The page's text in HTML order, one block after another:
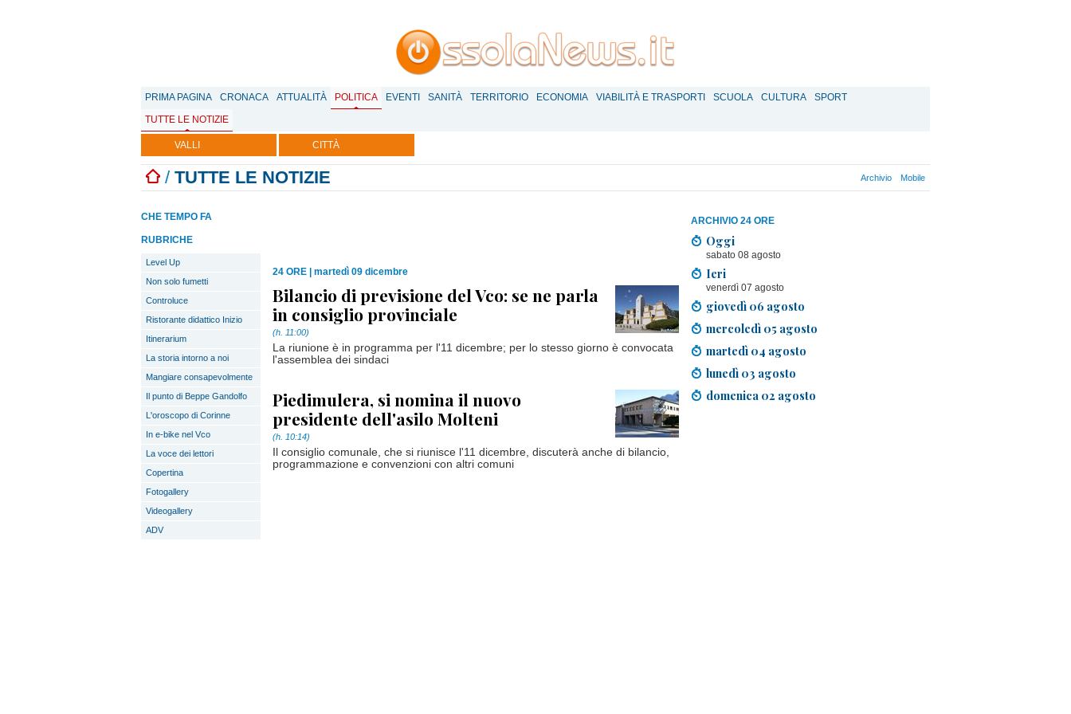
PRIMA PAGINA CRONACA ATTUALITÀ POLITICA EVENTI SANITÀ TERRITORIO ECONOMIA VIABILITÀ E TRASPORTI SCUOLA CULTURA
SPORT
TUTTE LE NOTIZIE
VALLI CITTÀ
/ TUTTE LE NOTIZIE Archivio Mobile
ARCHIVIO 24 ORE
Oggi
sabato 08 agosto
Ieri
venerdì 07 agosto
giovedì 06 agosto
mercoledì 05 agosto
martedì 04 agosto
lunedì 03 agosto
domenica 02 agosto
CHE TEMPO FA
RUBRICHE
Level Up
Non solo fumetti
Controluce
Ristorante didattico Inizio
Itinerarium
La storia intorno a noi
Mangiare consapevolmente
Il punto di Beppe Gandolfo
L'oroscopo di Corinne
In e-bike nel Vco
La voce dei lettori
Copertina
Fotogallery
Videogallery
ADV
24 ORE martedì 09 dicembre
Bilancio di previsione del Vco: se ne parla
in consiglio provinciale
(h. 11:00)
La riunione è in programma per l'11 dicembre; per lo stesso giorno è convocata
l'assemblea dei sindaci
Piedimulera, si nomina il nuovo
presidente dell'asilo Molteni
(h. 10:14)
Il consiglio comunale, che si riunisce l'11 dicembre, discuterà anche di bilancio,
programmazione e convenzioni con altri comuni